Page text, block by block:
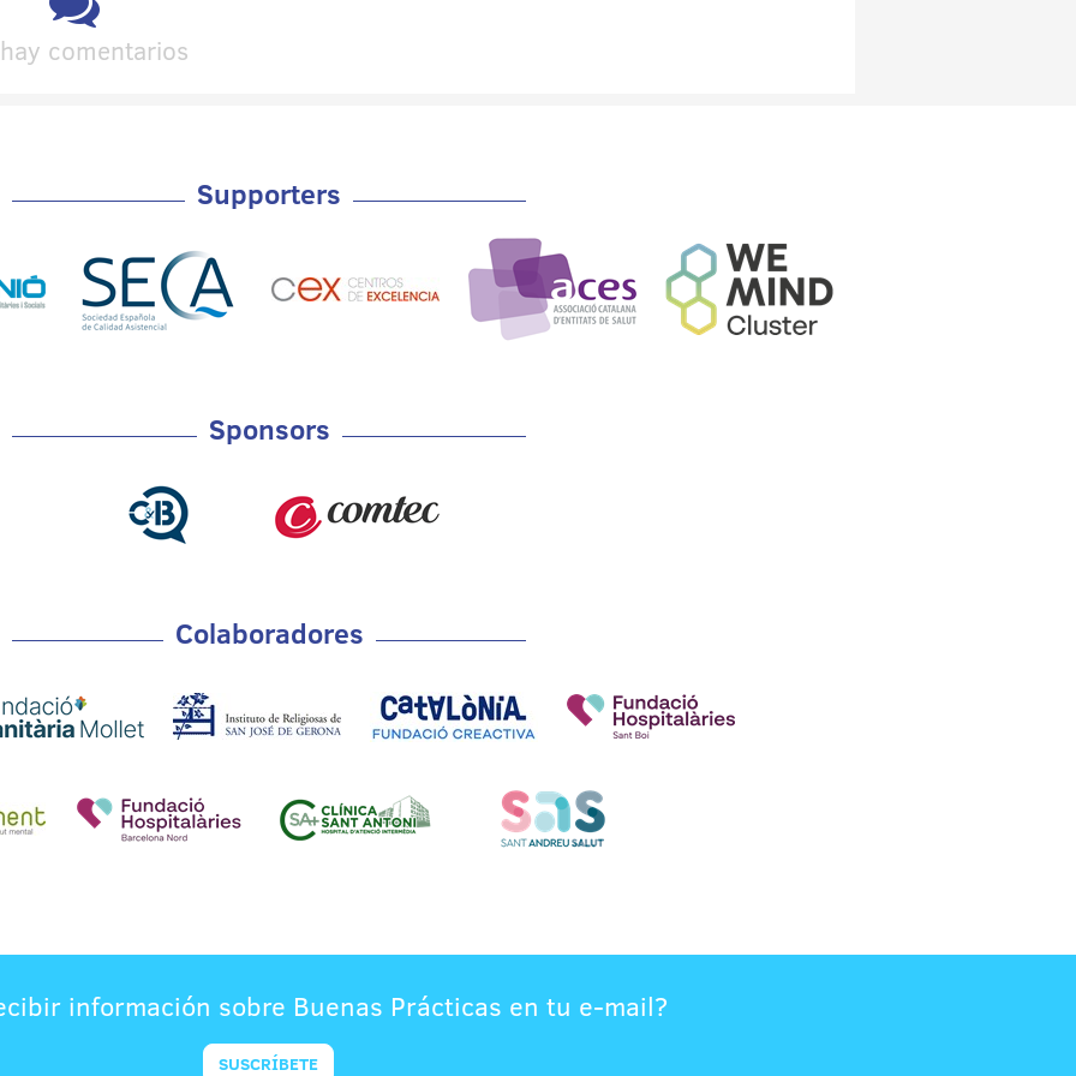
comentarios
Supporters
Sponsors
Colaboradores
información sobre Buenas Prácticas en tu e-mail?
SUSCRÍBETE